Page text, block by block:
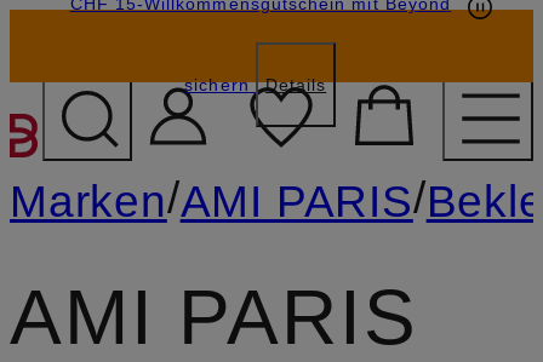
ZUM HAUPTINHALT
sichern Details
Marken/AMI PARIS/
AMI PARIS